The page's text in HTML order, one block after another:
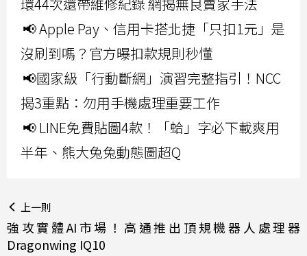
📢 Apple Pay、信用卡搭北捷「只扣1元」是
沒刷到嗎？官方曝扣款規則秒懂
📢國家級「行動斷網」演習完整指引！NCC
揭3重點：勿用手機處理重要工作
📢 LINE免費貼圖4款！「蛤」字必下載爽用
半年、熊大兔兔動態圖超Q
上一則
強攻實體AI市場！高通推出頂規機器人處理器
Dragonwing IQ10